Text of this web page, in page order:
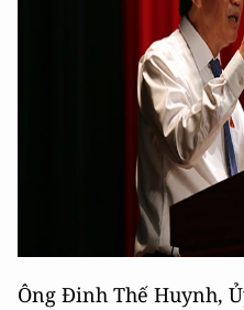
Ông Đinh Thế Huynh,